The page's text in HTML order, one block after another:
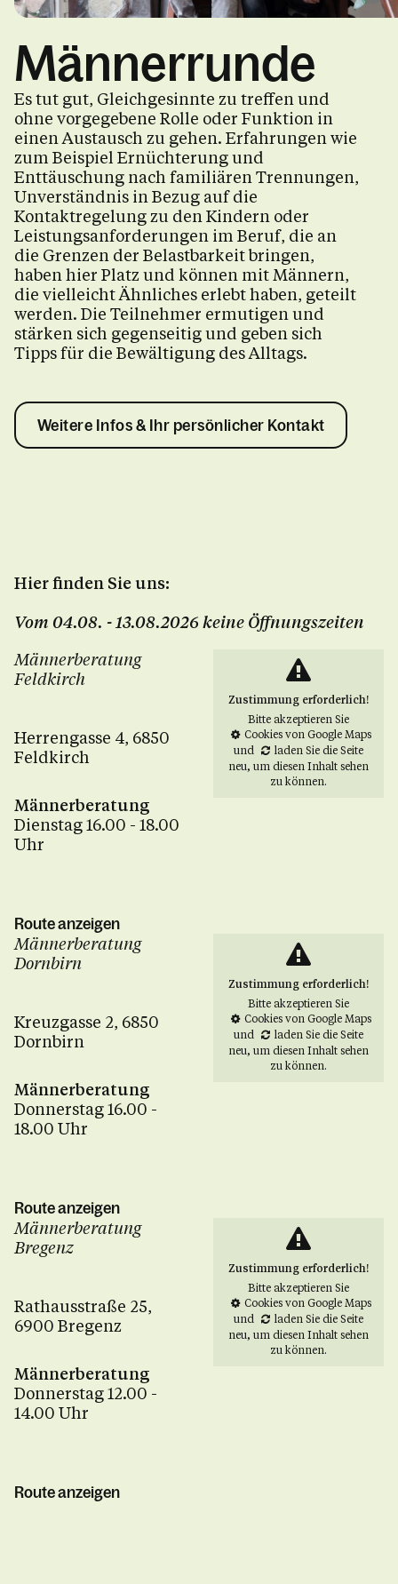
Liebe.Leben
Familie.Leben
Getrennt.Leben
Kalender
Männerrunde
Es tut gut, Gleichgesinnte zu treffen und
ohne vorgegebene Rolle oder Funktion in
einen Austausch zu gehen. Erfahrungen wie
zum Beispiel Ernüchterung und
Enttäuschung nach familiären Trennungen,
Unverständnis in Bezug auf die
Kontaktregelung zu den Kindern oder
Leistungsanforderungen im Beruf, die an
die Grenzen der Belastbarkeit bringen,
haben hier Platz und können mit Männern,
die vielleicht Ähnliches erlebt haben, geteilt
werden. Die Teilnehmer ermutigen und
stärken sich gegenseitig und geben sich
Tipps für die Bewältigung des Alltags.
Weitere Infos & Ihr persönlicher Kontakt
Hier finden Sie uns:
Vom 04.08. - 13.08.2026 keine Öffnungszeiten
Männerberatung
Feldkirch
Herrengasse 4, 6850
Feldkirch
Männerberatung
Dienstag 16.00 - 18.00
Uhr
Route anzeigen
Zustimmung erforderlich!
Bitte akzeptieren Sie
Cookies von Google Maps
und
laden Sie die Seite
neu, um diesen Inhalt sehen
zu können.
Männerberatung
Dornbirn
Kreuzgasse 2, 6850
Dornbirn
Männerberatung
Donnerstag 16.00 -
18.00 Uhr
Route anzeigen
Zustimmung erforderlich!
Bitte akzeptieren Sie
Cookies von Google Maps
und
laden Sie die Seite
neu, um diesen Inhalt sehen
zu können.
Männerberatung
Bregenz
Rathausstraße 25,
6900 Bregenz
Männerberatung
Donnerstag 12.00 -
14.00 Uhr
Route anzeigen
Zustimmung erforderlich!
Bitte akzeptieren Sie
Cookies von Google Maps
und
laden Sie die Seite
neu, um diesen Inhalt sehen
zu können.